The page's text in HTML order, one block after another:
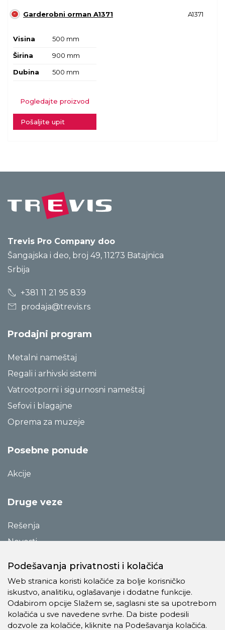
Garderobni orman A1371 A1371
Visina 500 mm
Širina 900 mm
Dubina 500 mm
Pogledajte proizvod
Pošaljite upit
Trevis Pro Company doo
Šangajska i deo, broj 49, 11273 Batajnica
Srbija
+381 11 21 95 839
prodaja@trevis.rs
Prodajni program
Metalni nameštaj
Regali i arhivski sistemi
Vatrootporni i sigurnosni nameštaj
Sefovi i blagajne
Oprema za muzeje
Posebne ponude
Akcije
Druge veze
Rešenja
Novosti
O preduzeću
Kontakt
Pravila o privatnosti
Podešavanja privatnosti i kolačića
Web stranica koristi kolačiće za bolje korisničko
iskustvo, analitiku, oglašavanje i dodatne funkcije.
Odabirom opcije Slažem se, saglasni ste sa upotrebom
kolačića u sve navedene svrhe. Da biste podesili
dozvole za kolačiće, kliknite na Podešavanja kolačića.